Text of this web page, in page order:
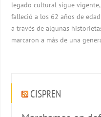
legado cultural sigue
falleció a los 62 años de
a través de algunas
marcaron a más de una
CISPREN